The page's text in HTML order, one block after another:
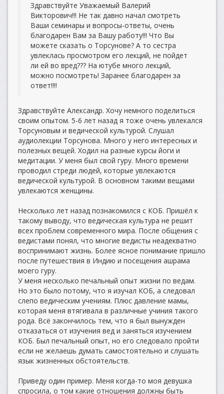
Здравствуйте Уважаемый Валерий
Викторович!!! Не так давно начал смотреть
Ваши семинары и вопросы-ответы, очень
благодарен Вам за Вашу работу!!! Что Вы
можете сказать о Торсунове? А то сестра
увлеклась просмотром его лекций, не пойдет
ли ей во вред??? На ютубе много лекций,
можно посмотреть! Заранее благодарен за
ответ!!!!
Здравствуйте Александр. Хочу немного поделиться
своим опытом. 5-6 лет назад я тоже очень увлекался
Торсуновым и ведической культурой. Слушал
аудиолекции Торсунова. Много у него интересных и
полезных вещей. Ходил на разные курсы йоги и
медитации. У меня был свой гуру. Много времени
проводил стреди людей, которые увлекаются
ведической культурой. В основном такими вещами
увлекаются женщины.
Несколько лет назад познакомился с КОБ. Пришёл к
такому выводу, что ведическая культура не решит
всех проблем современного мира. После общения с
ведистами понял, что многие ведисты неадекватно
воспринимают жизнь. Более ясное понимание пришло
после путешествия в Индию и посещения ашрама
моего гуру.
У меня несколько печальный опыт жизни по ведам.
Но это было потому, что я изучал КОБ, а следовал
слепо ведическим учениям. Плюс давление мамы,
которая меня втягивала в различные учиния такого
рода. Всё закончилось тем, что я был вынужден
отказаться от изучения вед и заняться изучением
КОБ. Был печальный опыт, но его следовало пройти
если не желаешь думать самостоятельно и слушать
язык жизненных обстоятельств.
Приведу один пример. Меня когда-то моя девушка
спросила, о том какие отношения должны быть